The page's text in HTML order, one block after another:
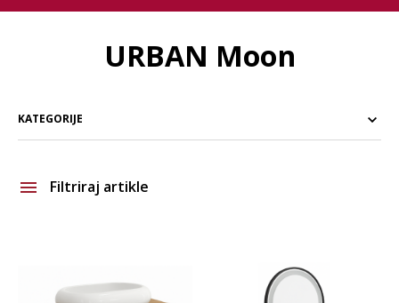
URBAN Moon
KATEGORIJE
Filtriraj artikle